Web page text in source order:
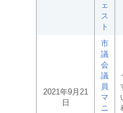
ェ
ス
ト
2021年9月21
日
市
議
会
議
員
マ
ニ